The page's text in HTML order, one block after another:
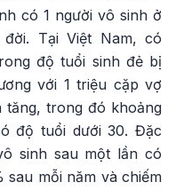
có 1 người vô sinh ở
Tại Việt Nam, có
độ tuổi sinh đẻ bị
với 1 triệu cặp vợ
tăng, trong đó khoảng
độ tuổi dưới 30. Đặc
sinh sau một lần có
sau mỗi năm và chiếm